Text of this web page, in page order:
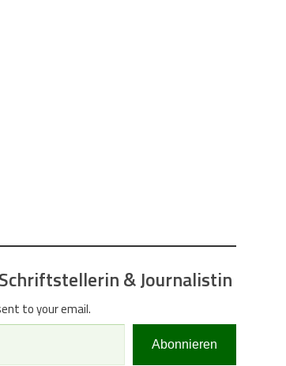
& Journalistin
to your email.
Abonnieren